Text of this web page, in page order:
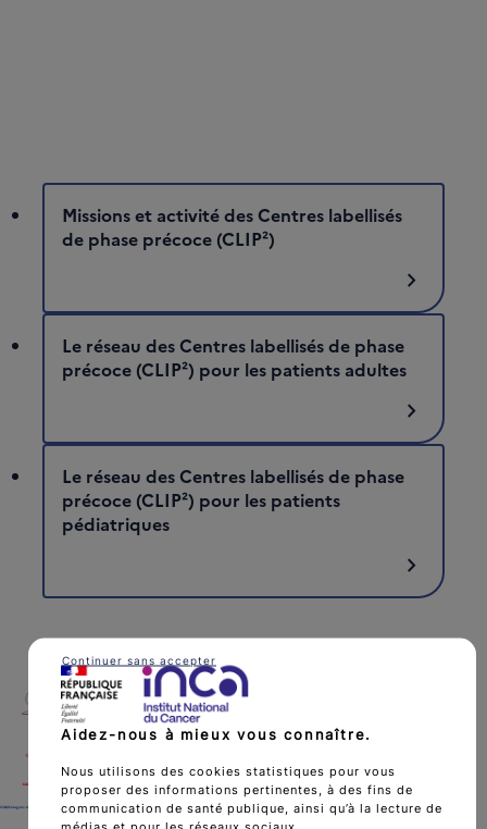
Missions et activité des Centres labellisés
de phase précoce (CLIP²)
chevron_right
Le réseau des Centres labellisés de phase
précoce (CLIP²) pour les patients adultes
chevron_right
Le réseau des Centres labellisés de phase
précoce (CLIP²) pour les patients
pédiatriques
chevron_right
Aidez-nous à mieux vous connaître.
Nous utilisons des cookies statistiques pour vous
proposer des informations pertinentes, à des fins de
communication de santé publique, ainsi qu’à la lecture de
Continuer sans accepter